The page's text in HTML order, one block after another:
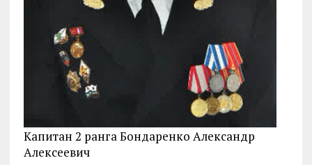
Капитан 2 ранга Бондаренко Александр
Алексеевич